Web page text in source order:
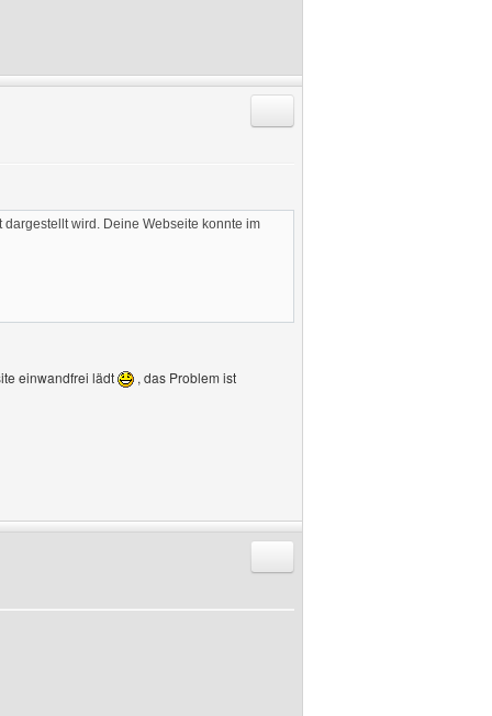
wird. Deine Webseite konnte im
einwandfrei lädt
, das Problem ist